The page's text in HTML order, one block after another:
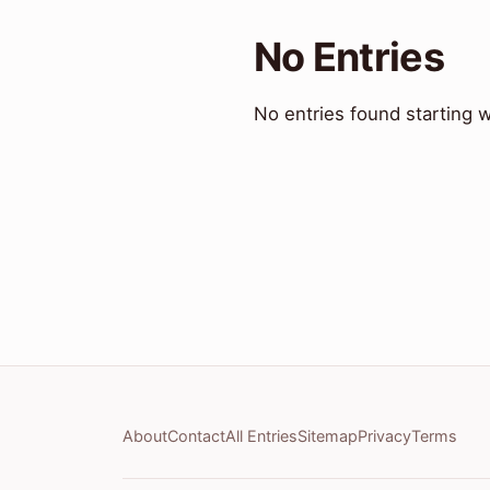
No Entries
No entries found starting
AboutContactAll EntriesSitemapPrivacyTerms